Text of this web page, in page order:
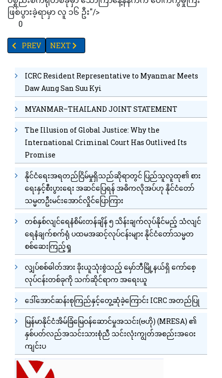
ဖြစ်ပွားခဲ့ရာမှာ လူ ၁၆ ဦး"/>
0
PREVIOUS ARTICLE: AIနည်းပညာဖြင့်ထောက်ကူပြုလာသည့် ဖန်ပြွန်
PREV NEXT ARTICLE: ပိတ်သိမ်းသွားမည့်ဒီမိုကရက်ပရိုဂရမ်မ
NEXT
ICRC Resident Representative to Myanmar Meets
Daw Aung San Suu Kyi
MYANMAR–THAILAND JOINT STATEMENT
The Illusion of Global Justice: Why the
International Criminal Court Has Outlived Its
Promise
နိုင်ငံရေးအရတည်ငြိမ်မှုရှိသည်ဆိုရာတွင် ပြည်သူလူထု၏ စား
ရေးနှင့်စီးပွားရေး အဆင်ပြေရန် အဓိကလိုအပ်ဟု နိုင်ငံတော်
သမ္မတဦးမင်းအောင်လှိုင်ပြောကြား
တစ်နှစ်လျင်ရေနံစိမ်းတန်ချိန် ၅ သိန်းချက်လုပ်နိုင်မည့် သံလျင်
ရေနံချက်စက်ရုံ ပထမအဆင့်လုပ်ငန်းများ နိုင်ငံတော်သမ္မတ
စစ်ဆေးကြည့်ရှု
လျှပ်စစ်ဓါတ်အား ခိုးယူသုံးစွဲသည့် မှော်ဘီမြို့နယ်ရှိ ကော်စေ့
လုပ်ငန်းတစ်ခုကို သက်ဆိုင်ရာက အရေးယူ
ဒေါ်အောင်ဆန်းစုကြည်နှင့်တွေ့ဆုံခဲ့ကြောင်း ICRC အတည်ပြု
မြန်မာနိုင်ငံအိမ်ခြံမြေဝန်ဆောင်မှုအသင်း(ဗဟို) (MRESA) ၏
နှစ်ပတ်လည်အသင်းသားစုံညီ သင်းလုံးကျွတ်အစည်းအဝေး
ကျင်းပ